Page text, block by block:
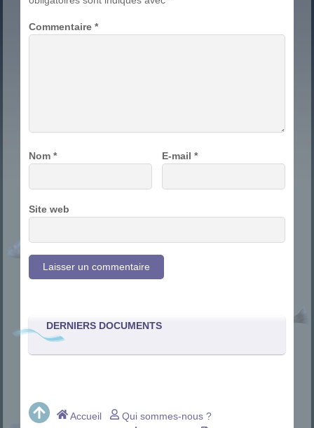
Commentaire*
Nom* E-mail*
Site web
DERNIERS DOCUMENTS
Accueil
Qui sommes-nous ?